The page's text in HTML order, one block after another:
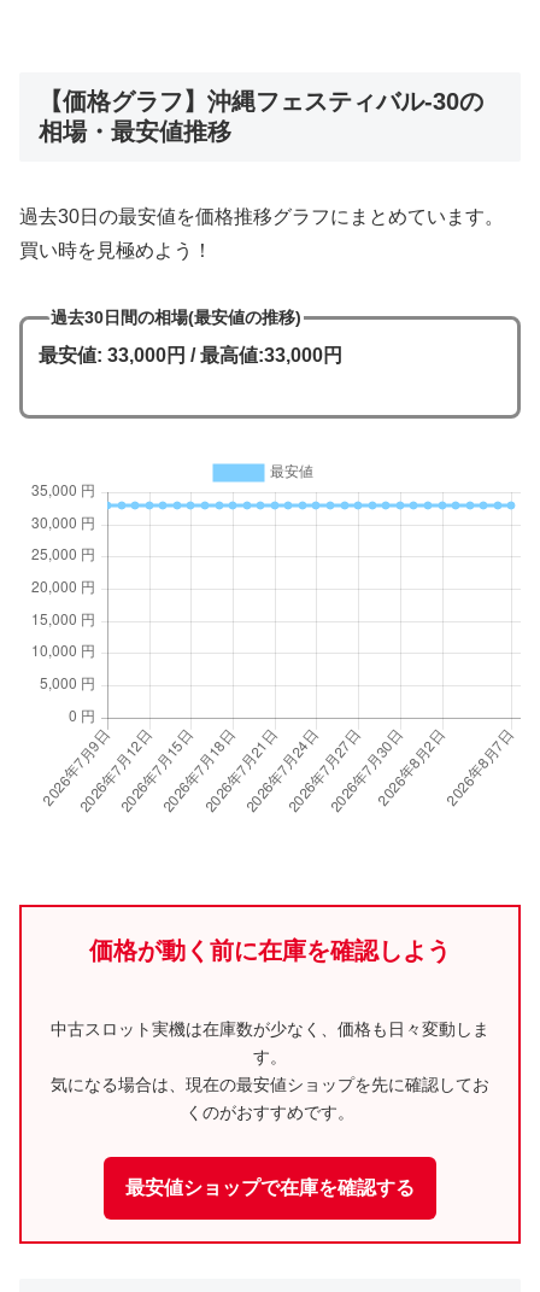
【価格グラフ】沖縄フェスティバル-30の
相場・最安値推移
過去30日の最安値を価格推移グラフにまとめています。
買い時を見極めよう！
過去30日間の相場(最安値の推移)
最安値: 33,000円 / 最高値:33,000円
価格が動く前に在庫を確認しよう
中古スロット実機は在庫数が少なく、価格も日々変動しま
す。
気になる場合は、現在の最安値ショップを先に確認してお
くのがおすすめです。
最安値ショップで在庫を確認する